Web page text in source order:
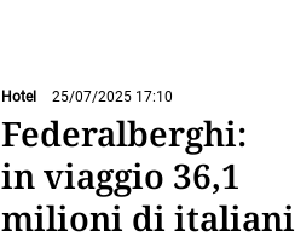
Hotel 25/07/2025 17:10
Federalberghi:
in viaggio 36,1
milioni di italiani